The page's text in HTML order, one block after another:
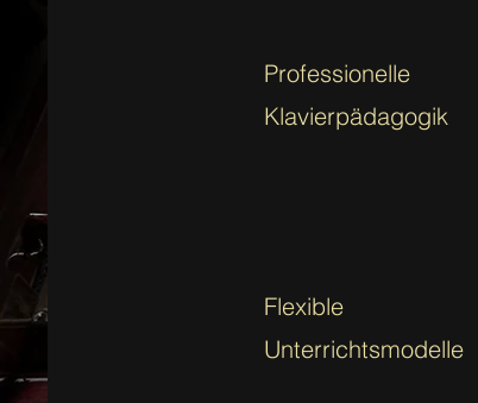
Professionelle
Klavierpädagogik
Flexible
Unterrichtsmodelle